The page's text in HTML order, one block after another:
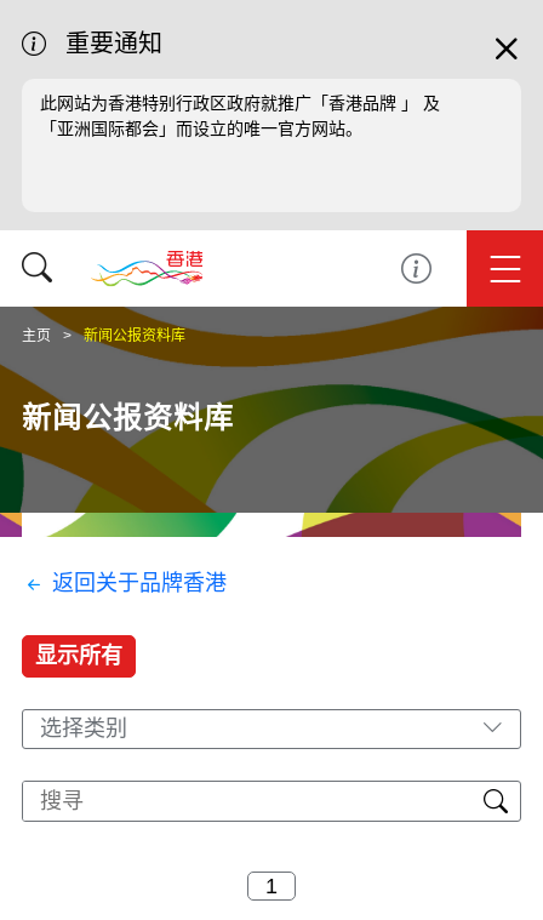
重要通知
此网站为香港特别行政区政府就推广「香港品牌 」 及
「亚洲国际都会」而设立的唯一官方网站。
主页 新闻公报资料库
新闻公报资料库
返回关于品牌香港
显示所有
选择类别